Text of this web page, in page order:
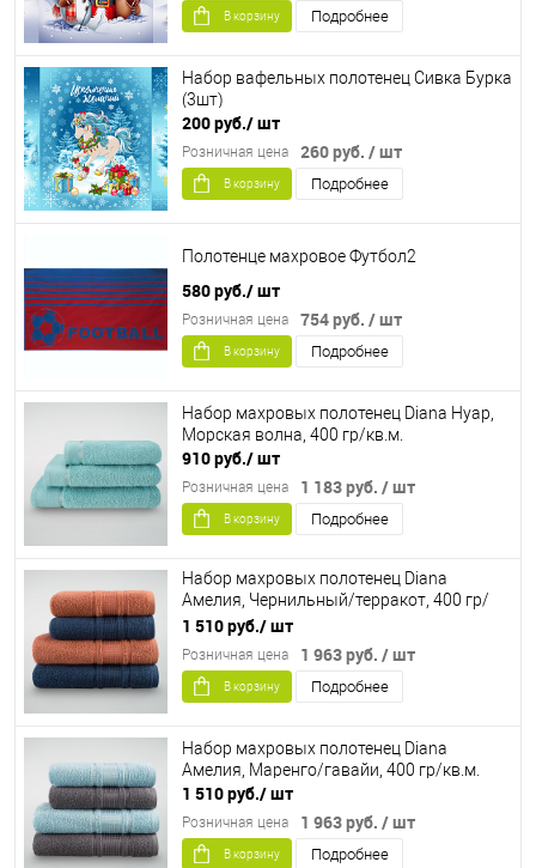
В корзину Подробнее
Набор вафельных полотенец Сивка Бурка
(3шт)
200 руб./ шт
260 руб. / шт
Розничная цена
В корзину Подробнее
Полотенце махровое Футбол2
580 руб./ шт
754 руб. / шт
Розничная цена
В корзину Подробнее
Набор махровых полотенец Diana Нуар,
Морская волна, 400 гр/кв.м.
910 руб./ шт
1 183 руб. / шт
Розничная цена
В корзину Подробнее
Набор махровых полотенец Diana
Амелия, Чернильный/терракот, 400 гр/
кв.м.
1 510 руб./ шт
1 963 руб. / шт
Розничная цена
В корзину Подробнее
Набор махровых полотенец Diana
Амелия, Маренго/гавайи, 400 гр/кв.м.
1 510 руб./ шт
1 963 руб. / шт
Розничная цена
В корзину Подробнее